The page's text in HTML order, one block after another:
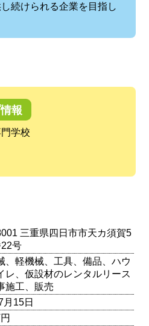
続けられる企業を目指し
報
学校
三重県四日市市天カ須賀5
号
、軽機械、工具、備品、ハウ
レ、仮設材のレンタルリース
施工、販売
月15日